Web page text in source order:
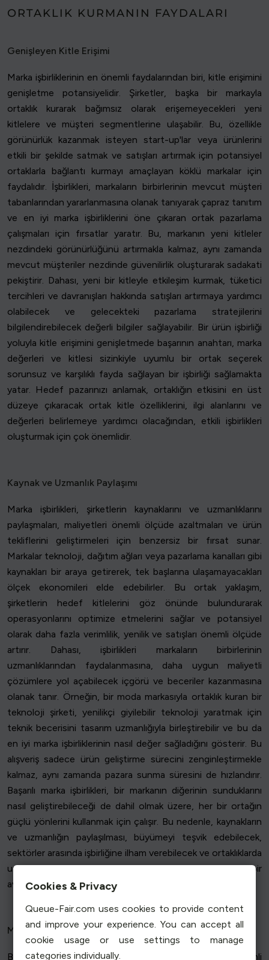
ORTAKLIK KURMANIN FAYDALARI
Genişleyen Kitle Erişimi
Marka işbirliklerinin en önemli faydalarından biri, kitle erişimini
genişletme potansiyelidir. Şirketler, başka bir markayla
ortaklık kurarak bağımsız olarak erişemeyecekleri yeni
kitlelere ve müşteri segmentlerine ulaşabilir. Bu, özellikle
görünürlük kazanmak isteyen start-up'lar veya ürünlerini
etkili bir şekilde satmak ve satışları artırmak için potansiyel
ortaklarla bağlantı kurmayı amaçlayan köklü markalar için
faydalıdır. İşbirlikleri, markaların birbirlerinin mevcut müşteri
tabanlarından yararlanmasına olanak tanıyarak çapraz tanıtım
ve en iyi marka işbirliklerini öne çıkaran ortak pazarlama
çalışmaları için fırsatlar yaratır. Bu, markanın yeni kitleler
nezdindeki görünürlüğünü artırmakla kalmaz, aynı zamanda
mevcut müşteriler nezdinde güvenilirlik oluşturarak sadakati
pekiştirir. Dahası, yeni bir kitleyle etkileşim kurmak, tüketici
tercihleri ve davranışları hakkında satışları artırmaya yardımcı
olabilecek ve gelecekteki pazarlama stratejilerini
bilgilendirebilecek değerli bilgiler sağlayabilir. Bir ürün işbirliği
yoluyla kitle erişimini genişletmede başarının anahtarı, marka
değerleri ve kitlesi sizinkiyle uyumlu bir ortak seçerek
sorunsuz ve karşılıklı fayda sağlayan bir işbirliği sağlamakta
yatar. Hedef pazarınızı anlamak, ortaklığın etkisini en üst
düzeye çıkaracak ortak kitle özelliklerini, ilgi alanlarını ve
değerleri belirlemeye yardımcı olacağından, etkili işbirlikleri
oluşturmak için çok önemlidir.
Kaynak ve Uzmanlık Paylaşımı
Marka işbirlikleri, şirketlerin kaynaklarını ve uzmanlıklarını
paylaşmaları, maliyetleri önemli ölçüde azaltmaları ve ürün
tekliflerini geliştirmeleri için benzersiz bir fırsat sunar.
Markalar teknoloji, dağıtım ağları veya pazarlama kanalları gibi
kaynakları bir araya getirerek, tek başlarına ulaşamayacakları
ölçek ekonomileri elde edebilirler. Bu ortak yaklaşım,
şirketlerin hedef kitlelerini göz önünde bulundurarak
operasyonlarını optimize etmelerini sağlar ve potansiyel
olarak daha fazla verimlilik, yenilik ve satışları önemli ölçüde
artırır. Dahası, işbirlikleri markaların birbirlerinin
uzmanlıklarından faydalanmasına, daha uygun maliyetli
çözümlere yol açabilecek içgörü ve beceriler kazanmasına
olanak tanır. Örneğin, bir moda markasıyla ortaklık kuran bir
teknoloji şirketi, yenilikçi giyilebilir teknoloji yaratmak için
teknik becerisini tasarım uzmanlığıyla birleştirebilir ve bu da
en iyi marka işbirliklerinin nasıl değer sağladığını gösterir. Bu
alışveriş sadece ürün geliştirme sürecini zenginleştirmekle
kalmaz, aynı zamanda pazara sunma süresini de hızlandırır.
Başarılı marka işbirlikleri, bir markanın diğerinin sunduklarını
nasıl geliştirebileceği de dahil olmak üzere, her bir ortağın
güçlü yönlerini kullanmak için çalışır. Bu nedenle, kaynakların
ve uzmanlığın paylaşılması, büyümeyi teşvik edebilecek,
sektörler arasında işbirliğine ilham verebilecek ve ortaklıklarda
uzun vadeli inovasyonu destekleyebilecek stratejik bir
avantajdır.
Marka İmajının Geliştirilmesi
Başka bir markayla işbirliği yapmak, bir şirketin imajını önemli
Cookies & Privacy
Queue-Fair.com uses cookies to provide content
and improve your experience. You can accept all
cookie usage or use settings to manage
categories individually.